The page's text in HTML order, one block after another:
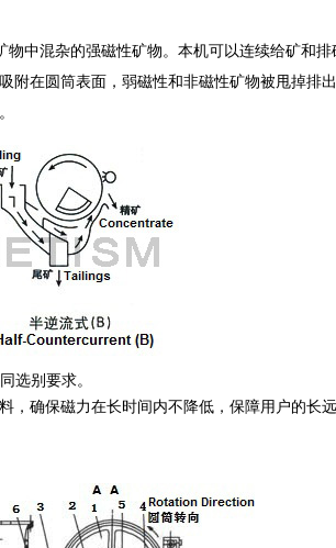
中混杂的强磁性矿物。本机可以连续给矿和排
附在圆筒表面，弱磁性和非磁性矿物被甩掉排
选别要求。
确保磁力在长时间内不降低，保障用户的长